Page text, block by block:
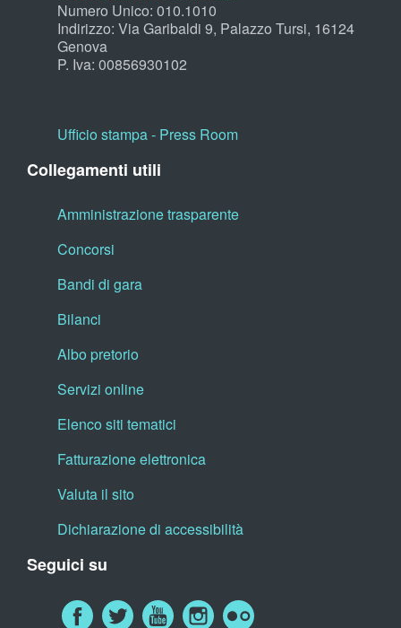
Numero Unico: 010.1010
Indirizzo: Via Garibaldi 9, Palazzo Tursi, 16124
Genova
P. Iva: 00856930102
Ufficio stampa - Press Room
Collegamenti utili
Amministrazione trasparente
Concorsi
Bandi di gara
Bilanci
Albo pretorio
Servizi online
Elenco siti tematici
Fatturazione elettronica
Valuta il sito
Dichiarazione di accessibilità
Seguici su